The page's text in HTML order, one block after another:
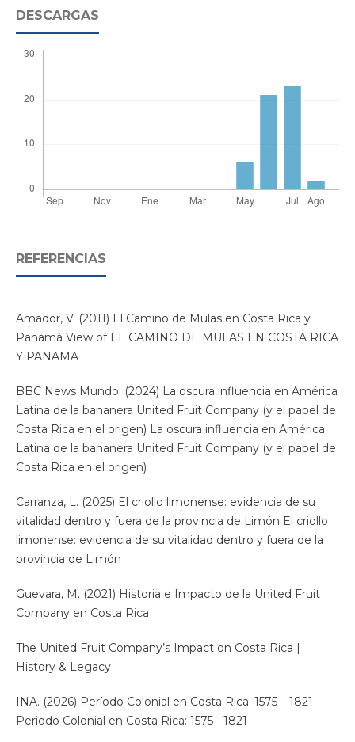
DESCARGAS
REFERENCIAS
Amador, V. (2011) El Camino de Mulas en Costa Rica y
Panamá View of EL CAMINO DE MULAS EN COSTA RICA
Y PANAMA
BBC News Mundo. (2024) La oscura influencia en América
Latina de la bananera United Fruit Company (y el papel de
Costa Rica en el origen) La oscura influencia en América
Latina de la bananera United Fruit Company (y el papel de
Costa Rica en el origen)
Carranza, L. (2025) El criollo limonense: evidencia de su
vitalidad dentro y fuera de la provincia de Limón El criollo
limonense: evidencia de su vitalidad dentro y fuera de la
provincia de Limón
Guevara, M. (2021) Historia e Impacto de la United Fruit
Company en Costa Rica
The United Fruit Company’s Impact on Costa Rica |
History & Legacy
INA. (2026) Período Colonial en Costa Rica: 1575 – 1821
Periodo Colonial en Costa Rica: 1575 - 1821